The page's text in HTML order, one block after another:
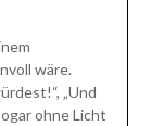
wäre.
„Und
ohne Licht